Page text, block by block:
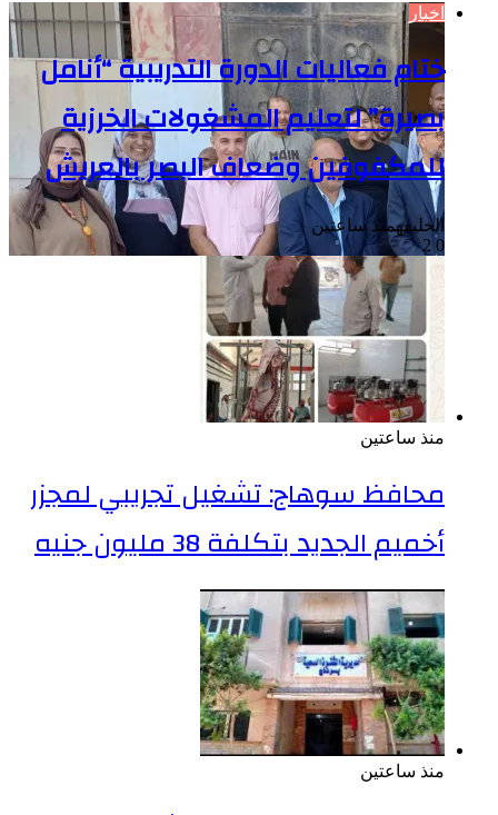
اخبار
ختام فعاليات الدورة التدريبية “أنامل
بصيرة” لتعليم المشغولات الخرزية
للمكفوفين وضعاف البصر بالعريش
الخليفهمنذ ساعتين
0
2
منذ ساعتين
محافظ سوهاج: تشغيل تجريبي لمجزر
أخميم الجديد بتكلفة 38 مليون جنيه
منذ ساعتين